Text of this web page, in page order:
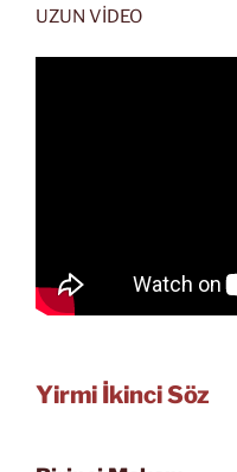
UZUN VİDEO
Yirmi İkinci Söz